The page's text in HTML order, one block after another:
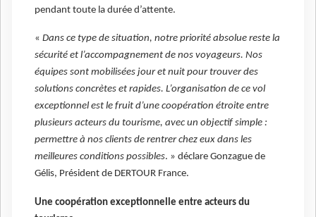
pendant toute la durée d’attente.
« Dans ce type de situation, notre priorité absolue reste la
sécurité et l’accompagnement de nos voyageurs. Nos
équipes sont mobilisées jour et nuit pour trouver des
solutions concrètes et rapides. L’organisation de ce vol
exceptionnel est le fruit d’une coopération étroite entre
plusieurs acteurs du tourisme, avec un objectif simple :
permettre à nos clients de rentrer chez eux dans les
meilleures conditions possibles. » déclare Gonzague de
Gélis, Président de DERTOUR France.
Une coopération exceptionnelle entre acteurs du